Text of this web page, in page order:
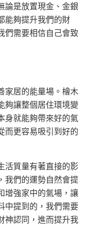
論是放置現金、金銀
能夠提升我們的財
們需要相信自己會致
家居的能量場。檜木
夠讓整個居住環境變
身就能夠帶來好的氣
而更容易吸引到好的
活質量有著直接的影
我們的運勢自然會提
增強家中的氣場，讓
中提到的，我們需要
神認同，進而提升我